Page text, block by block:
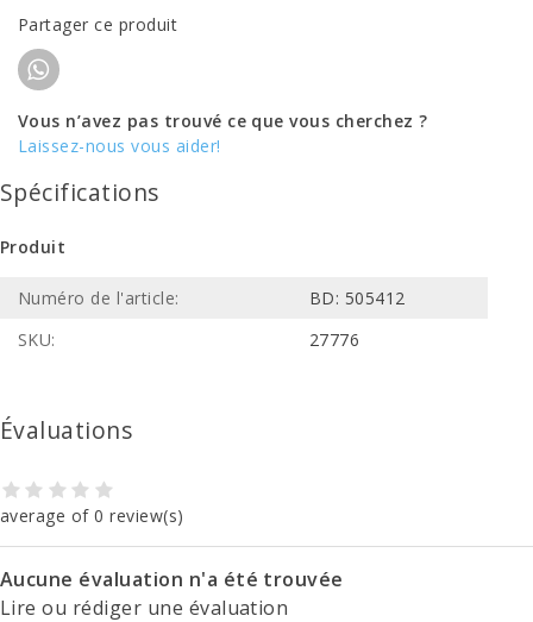
Partager ce produit
Vous n’avez pas trouvé ce que vous cherchez ?
Laissez-nous vous aider!
Spécifications
Produit
Numéro de l'article:
BD: 505412
SKU:
27776
Évaluations
average of 0 review(s)
Aucune évaluation n'a été trouvée
Lire ou rédiger une évaluation